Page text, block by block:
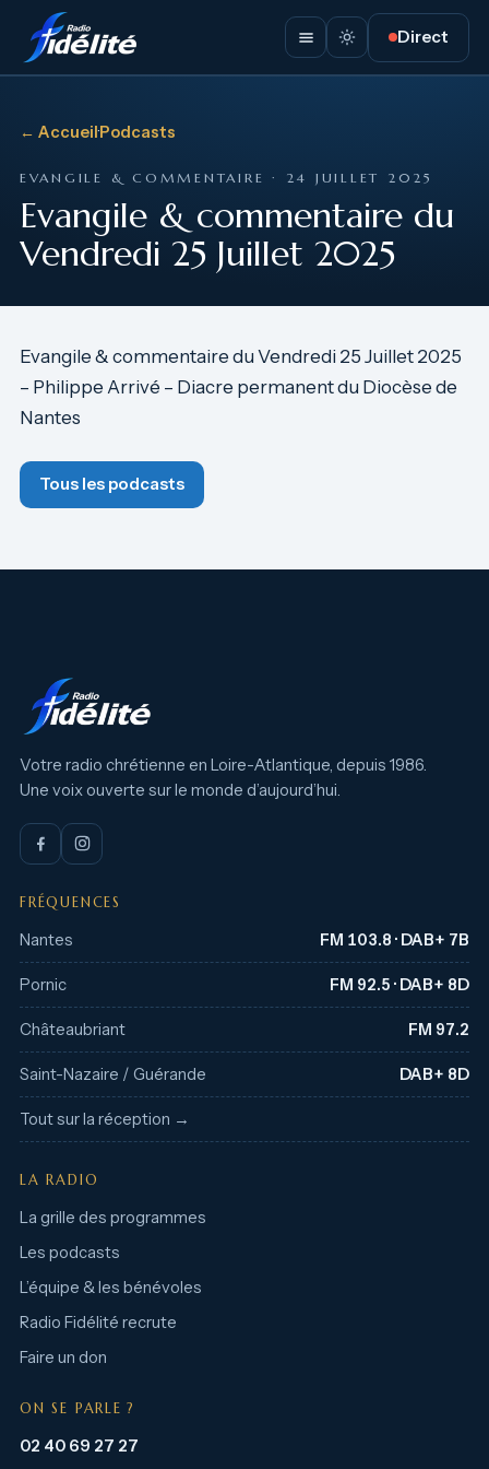
Direct
← Accueil·Podcasts
EVANGILE & COMMENTAIRE · 24 JUILLET 2025
Evangile & commentaire du
Vendredi 25 Juillet 2025
Evangile & commentaire du Vendredi 25 Juillet 2025
– Philippe Arrivé – Diacre permanent du Diocèse de
Nantes
Tous les podcasts
Votre radio chrétienne en Loire-Atlantique, depuis 1986.
Une voix ouverte sur le monde d’aujourd’hui.
FRÉQUENCES
Nantes FM 103.8 · DAB+ 7B
Pornic FM 92.5 · DAB+ 8D
Châteaubriant FM 97.2
Saint-Nazaire / Guérande DAB+ 8D
Tout sur la réception →
LA RADIO
La grille des programmes
Les podcasts
L’équipe & les bénévoles
Radio Fidélité recrute
Faire un don
ON SE PARLE ?
02 40 69 27 27